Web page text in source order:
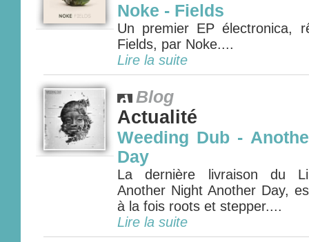
Noke - Fields
Un premier EP électronica,
Fields, par Noke....
Lire la suite
Blog
Actualité
Weeding Dub -
Day
La dernière livraison du
Another Night Another Day,
à la fois roots et stepper....
Lire la suite